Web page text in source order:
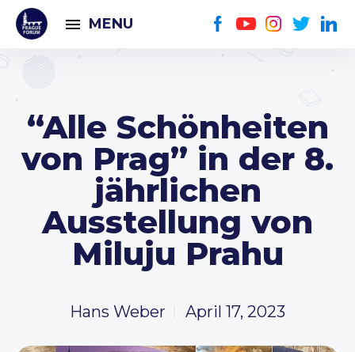
MENU
“Alle Schönheiten
von Prag” in der 8.
jährlichen
Ausstellung von
Miluju Prahu
Hans Weber April 17, 2023